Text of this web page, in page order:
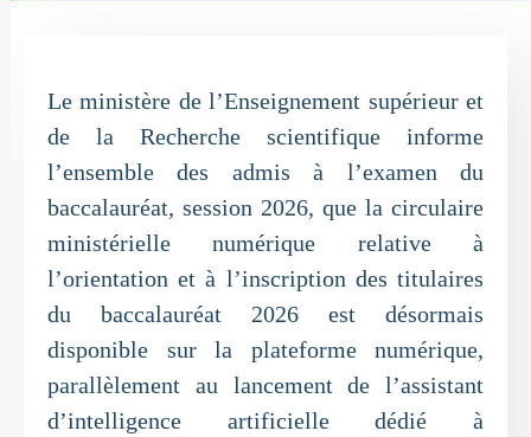
Le ministère de l’Enseignement supérieur et
de la Recherche scientifique informe
l’ensemble des admis à l’examen du
baccalauréat, session 2026, que la circulaire
ministérielle numérique relative à
l’orientation et à l’inscription des titulaires
du baccalauréat 2026 est désormais
disponible sur la plateforme numérique,
parallèlement au lancement de l’assistant
d’intelligence artificielle dédié à